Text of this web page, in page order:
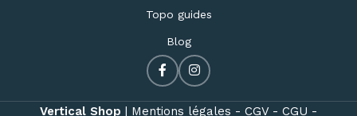
Topo guides
Blog
Vertical Shop Mentions légales - CGV - CGU -